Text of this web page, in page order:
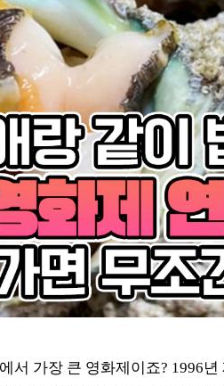
서 가장 큰 영화제이죠? 1996